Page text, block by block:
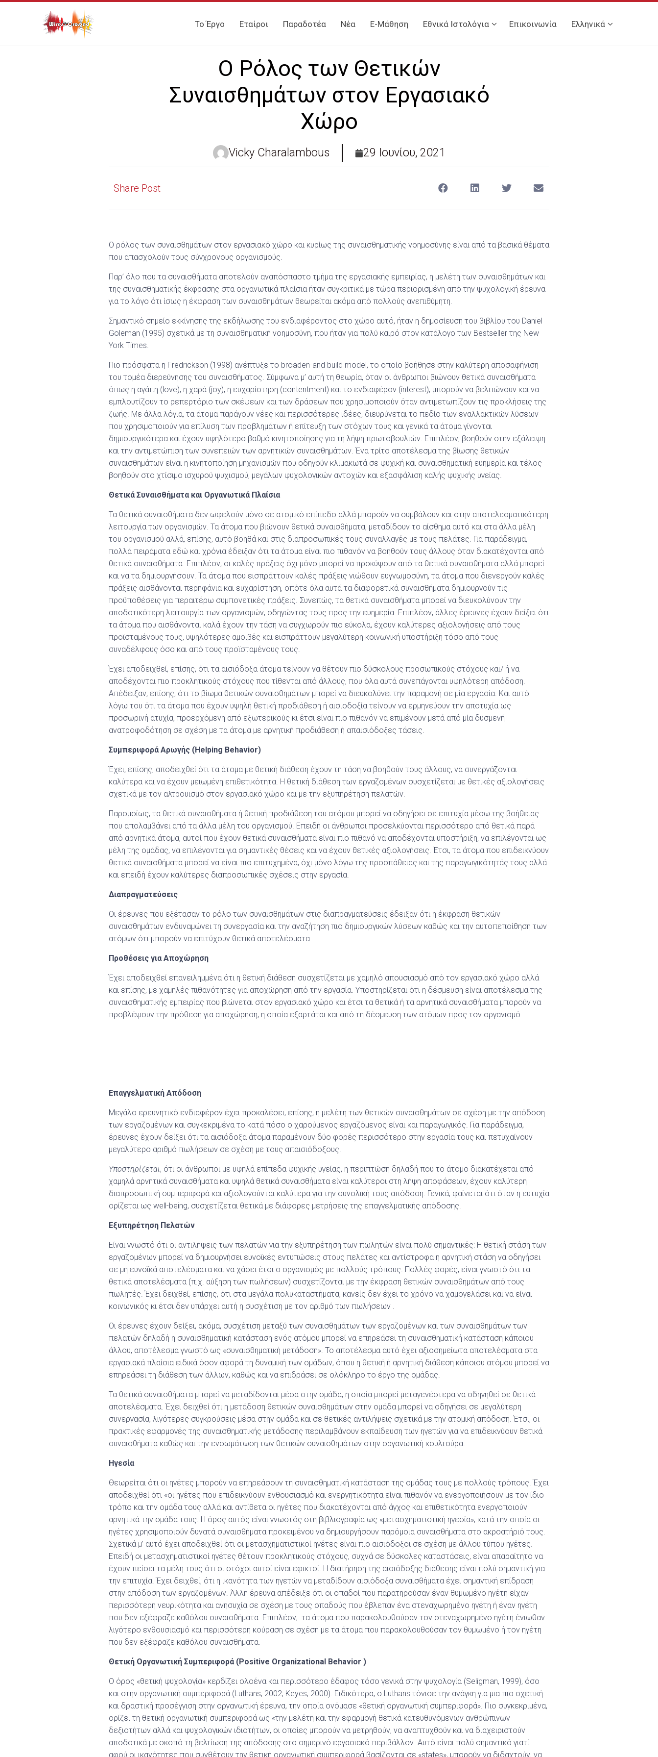
Το Έργο Εταίροι Παραδοτέα Νέα E-Μάθηση Εθνικά Ιστολόγια Επικοινωνία Ελληνικά
Ο Ρόλος των Θετικών
Συναισθημάτων στον Εργασιακό
Χώρο
Vicky Charalambous 29 Ιουνίου, 2021
Share Post
Ο ρόλος των συναισθημάτων στον εργασιακό χώρο και κυρίως της συναισθηματικής νοημοσύνης είναι από τα βασικά θέματα
που απασχολούν τους σύγχρονους οργανισμούς.
Παρ’ όλο που τα συναισθήματα αποτελούν αναπόσπαστο τμήμα της εργασιακής εμπειρίας, η μελέτη των συναισθημάτων και
της συναισθηματικής έκφρασης στα οργανωτικά πλαίσια ήταν συγκριτικά με τώρα περιορισμένη από την ψυχολογική έρευνα
για το λόγο ότι ίσως η έκφραση των συναισθημάτων θεωρείται ακόμα από πολλούς ανεπιθύμητη.
Σημαντικό σημείο εκκίνησης της εκδήλωσης του ενδιαφέροντος στο χώρο αυτό, ήταν η δημοσίευση του βιβλίου του Daniel
Goleman (1995) σχετικά με τη συναισθηματική νοημοσύνη, που ήταν για πολύ καιρό στον κατάλογο των Bestseller της New
York Times.
Πιο πρόσφατα η Fredrickson (1998) ανέπτυξε το broaden-and build model, το οποίο βοήθησε στην καλύτερη αποσαφήνιση
του τομέα διερεύνησης του συναισθήματος. Σύμφωνα μ’ αυτή τη θεωρία, όταν οι άνθρωποι βιώνουν θετικά συναισθήματα
όπως η αγάπη (love), η χαρά (joy), η ευχαρίστηση (contentment) και το ενδιαφέρον (interest), μπορούν να βελτιώνουν και να
εμπλουτίζουν το ρεπερτόριο των σκέψεων και των δράσεων που χρησιμοποιούν όταν αντιμετωπίζουν τις προκλήσεις της
ζωής. Με άλλα λόγια, τα άτομα παράγουν νέες και περισσότερες ιδέες, διευρύνεται το πεδίο των εναλλακτικών λύσεων
που χρησιμοποιούν για επίλυση των προβλημάτων ή επίτευξη των στόχων τους και γενικά τα άτομα γίνονται
δημιουργικότερα και έχουν υψηλότερο βαθμό κινητοποίησης για τη λήψη πρωτοβουλιών. Επιπλέον, βοηθούν στην εξάλειψη
και την αντιμετώπιση των συνεπειών των αρνητικών συναισθημάτων. Ένα τρίτο αποτέλεσμα της βίωσης θετικών
συναισθημάτων είναι η κινητοποίηση μηχανισμών που οδηγούν κλιμακωτά σε ψυχική και συναισθηματική ευημερία και τέλος
βοηθούν στο χτίσιμο ισχυρού ψυχισμού, μεγάλων ψυχολογικών αντοχών και εξασφάλιση καλής ψυχικής υγείας.
Θετικά Συναισθήματα και Οργανωτικά Πλαίσια
Τα θετικά συναισθήματα δεν ωφελούν μόνο σε ατομικό επίπεδο αλλά μπορούν να συμβάλουν και στην αποτελεσματικότερη
λειτουργία των οργανισμών. Τα άτομα που βιώνουν θετικά συναισθήματα, μεταδίδουν το αίσθημα αυτό και στα άλλα μέλη
του οργανισμού αλλά, επίσης, αυτό βοηθά και στις διαπροσωπικές τους συναλλαγές με τους πελάτες. Για παράδειγμα,
πολλά πειράματα εδώ και χρόνια έδειξαν ότι τα άτομα είναι πιο πιθανόν να βοηθούν τους άλλους όταν διακατέχονται από
θετικά συναισθήματα. Επιπλέον, οι καλές πράξεις όχι μόνο μπορεί να προκύψουν από τα θετικά συναισθήματα αλλά μπορεί
και να τα δημιουργήσουν. Τα άτομα που εισπράττουν καλές πράξεις νιώθουν ευγνωμοσύνη, τα άτομα που διενεργούν καλές
πράξεις αισθάνονται περηφάνια και ευχαρίστηση, οπότε όλα αυτά τα διαφορετικά συναισθήματα δημιουργούν τις
προϋποθέσεις για περαιτέρω συμπονετικές πράξεις. Συνεπώς, τα θετικά συναισθήματα μπορεί να διευκολύνουν την
αποδοτικότερη λειτουργία των οργανισμών, οδηγώντας τους προς την ευημερία. Επιπλέον, άλλες έρευνες έχουν δείξει ότι
τα άτομα που αισθάνονται καλά έχουν την τάση να συγχωρούν πιο εύκολα, έχουν καλύτερες αξιολογήσεις από τους
προϊσταμένους τους, υψηλότερες αμοιβές και εισπράττουν μεγαλύτερη κοινωνική υποστήριξη τόσο από τους
συναδέλφους όσο και από τους προϊσταμένους τους.
Έχει αποδειχθεί, επίσης, ότι τα αισιόδοξα άτομα τείνουν να θέτουν πιο δύσκολους προσωπικούς στόχους και/ ή να
αποδέχονται πιο προκλητικούς στόχους που τίθενται από άλλους, που όλα αυτά συνεπάγονται υψηλότερη απόδοση.
Απέδειξαν, επίσης, ότι το βίωμα θετικών συναισθημάτων μπορεί να διευκολύνει την παραμονή σε μία εργασία. Και αυτό
λόγω του ότι τα άτομα που έχουν υψηλή θετική προδιάθεση ή αισιοδοξία τείνουν να ερμηνεύουν την αποτυχία ως
προσωρινή ατυχία, προερχόμενη από εξωτερικούς κι έτσι είναι πιο πιθανόν να επιμένουν μετά από μία δυσμενή
ανατροφοδότηση σε σχέση με τα άτομα με αρνητική προδιάθεση ή απαισιόδοξες τάσεις.
Συμπεριφορά Αρωγής (Helping Behavior)
Έχει, επίσης, αποδειχθεί ότι τα άτομα με θετική διάθεση έχουν τη τάση να βοηθούν τους άλλους, να συνεργάζονται
καλύτερα και να έχουν μειωμένη επιθετικότητα. Η θετική διάθεση των εργαζομένων συσχετίζεται με θετικές αξιολογήσεις
σχετικά με τον αλτρουισμό στον εργασιακό χώρο και με την εξυπηρέτηση πελατών.
Παρομοίως, τα θετικά συναισθήματα ή θετική προδιάθεση του ατόμου μπορεί να οδηγήσει σε επιτυχία μέσω της βοήθειας
που απολαμβάνει από τα άλλα μέλη του οργανισμού. Επειδή οι άνθρωποι προσελκύονται περισσότερο από θετικά παρά
από αρνητικά άτομα, αυτοί που έχουν θετικά συναισθήματα είναι πιο πιθανό να αποδέχονται υποστήριξη, να επιλέγονται ως
μέλη της ομάδας, να επιλέγονται για σημαντικές θέσεις και να έχουν θετικές αξιολογήσεις. Έτσι, τα άτομα που επιδεικνύουν
θετικά συναισθήματα μπορεί να είναι πιο επιτυχημένα, όχι μόνο λόγω της προσπάθειας και της παραγωγικότητάς τους αλλά
και επειδή έχουν καλύτερες διαπροσωπικές σχέσεις στην εργασία.
Διαπραγματεύσεις
Οι έρευνες που εξέτασαν το ρόλο των συναισθημάτων στις διαπραγματεύσεις έδειξαν ότι η έκφραση θετικών
συναισθημάτων ενδυναμώνει τη συνεργασία και την αναζήτηση πιο δημιουργικών λύσεων καθώς και την αυτοπεποίθηση των
ατόμων ότι μπορούν να επιτύχουν θετικά αποτελέσματα.
Προθέσεις για Αποχώρηση
Έχει αποδειχθεί επανειλημμένα ότι η θετική διάθεση συσχετίζεται με χαμηλό απουσιασμό από τον εργασιακό χώρο αλλά
και επίσης, με χαμηλές πιθανότητες για αποχώρηση από την εργασία. Υποστηρίζεται ότι η δέσμευση είναι αποτέλεσμα της
συναισθηματικής εμπειρίας που βιώνεται στον εργασιακό χώρο και έτσι τα θετικά ή τα αρνητικά συναισθήματα μπορούν να
προβλέψουν την πρόθεση για αποχώρηση, η οποία εξαρτάται και από τη δέσμευση των ατόμων προς τον οργανισμό.
Επαγγελματική Απόδοση
Μεγάλο ερευνητικό ενδιαφέρον έχει προκαλέσει, επίσης, η μελέτη των θετικών συναισθημάτων σε σχέση με την απόδοση
των εργαζομένων και συγκεκριμένα το κατά πόσο ο χαρούμενος εργαζόμενος είναι και παραγωγικός. Για παράδειγμα,
έρευνες έχουν δείξει ότι τα αισιόδοξα άτομα παραμένουν δύο φορές περισσότερο στην εργασία τους και πετυχαίνουν
μεγαλύτερο αριθμό πωλήσεων σε σχέση με τους απαισιόδοξους.
Υποστηρίζεται, ότι οι άνθρωποι με υψηλά επίπεδα ψυχικής υγείας, η περιπτώση δηλαδή που το άτομο διακατέχεται από
χαμηλά αρνητικά συναισθήματα και υψηλά θετικά συναισθήματα είναι καλύτεροι στη λήψη αποφάσεων, έχουν καλύτερη
διαπροσωπική συμπεριφορά και αξιολογούνται καλύτερα για την συνολική τους απόδοση. Γενικά, φαίνεται ότι όταν η ευτυχία
ορίζεται ως well-being, συσχετίζεται θετικά με διάφορες μετρήσεις της επαγγελματικής απόδοσης.
Εξυπηρέτηση Πελατών
Είναι γνωστό ότι οι αντιλήψεις των πελατών για την εξυπηρέτηση των πωλητών είναι πολύ σημαντικές: Η θετική στάση των
εργαζομένων μπορεί να δημιουργήσει ευνοϊκές εντυπώσεις στους πελάτες και αντίστροφα η αρνητική στάση να οδηγήσει
σε μη ευνοϊκά αποτελέσματα και να χάσει έτσι ο οργανισμός με πολλούς τρόπους. Πολλές φορές, είναι γνωστό ότι τα
θετικά αποτελέσματα (π.χ. αύξηση των πωλήσεων) συσχετίζονται με την έκφραση θετικών συναισθημάτων από τους
πωλητές. Έχει δειχθεί, επίσης, ότι στα μεγάλα πολυκαταστήματα, κανείς δεν έχει το χρόνο να χαμογελάσει και να είναι
κοινωνικός κι έτσι δεν υπάρχει αυτή η συσχέτιση με τον αριθμό των πωλήσεων .
Οι έρευνες έχουν δείξει, ακόμα, συσχέτιση μεταξύ των συναισθημάτων των εργαζομένων και των συναισθημάτων των
πελατών δηλαδή η συναισθηματική κατάσταση ενός ατόμου μπορεί να επηρεάσει τη συναισθηματική κατάσταση κάποιου
άλλου, αποτέλεσμα γνωστό ως «συναισθηματική μετάδοση». Το αποτέλεσμα αυτό έχει αξιοσημείωτα αποτελέσματα στα
εργασιακά πλαίσια ειδικά όσον αφορά τη δυναμική των ομάδων, όπου η θετική ή αρνητική διάθεση κάποιου ατόμου μπορεί να
επηρεάσει τη διάθεση των άλλων, καθώς και να επιδράσει σε ολόκληρο το έργο της ομάδας.
Τα θετικά συναισθήματα μπορεί να μεταδίδονται μέσα στην ομάδα, η οποία μπορεί μεταγενέστερα να οδηγηθεί σε θετικά
αποτελέσματα. Έχει δειχθεί ότι η μετάδοση θετικών συναισθημάτων στην ομάδα μπορεί να οδηγήσει σε μεγαλύτερη
συνεργασία, λιγότερες συγκρούσεις μέσα στην ομάδα και σε θετικές αντιλήψεις σχετικά με την ατομική απόδοση. Έτσι, οι
πρακτικές εφαρμογές της συναισθηματικής μετάδοσης περιλαμβάνουν εκπαίδευση των ηγετών για να επιδεικνύουν θετικά
συναισθήματα καθώς και την ενσωμάτωση των θετικών συναισθημάτων στην οργανωτική κουλτούρα.
Ηγεσία
Θεωρείται ότι οι ηγέτες μπορούν να επηρεάσουν τη συναισθηματική κατάσταση της ομάδας τους με πολλούς τρόπους. Έχει
αποδειχθεί ότι «οι ηγέτες που επιδεικνύουν ενθουσιασμό και ενεργητικότητα είναι πιθανόν να ενεργοποιήσουν με τον ίδιο
τρόπο και την ομάδα τους αλλά και αντίθετα οι ηγέτες που διακατέχονται από άγχος και επιθετικότητα ενεργοποιούν
αρνητικά την ομάδα τους. Η όρος αυτός είναι γνωστός στη βιβλιογραφία ως «μετασχηματιστική ηγεσία», κατά την οποία οι
ηγέτες χρησιμοποιούν δυνατά συναισθήματα προκειμένου να δημιουργήσουν παρόμοια συναισθήματα στο ακροατήριό τους.
Σχετικά μ’ αυτό έχει αποδειχθεί ότι οι μετασχηματιστικοί ηγέτες είναι πιο αισιόδοξοι σε σχέση με άλλου τύπου ηγέτες.
Επειδή οι μετασχηματιστικοί ηγέτες θέτουν προκλητικούς στόχους, συχνά σε δύσκολες καταστάσεις, είναι απαραίτητο να
έχουν πείσει τα μέλη τους ότι οι στόχοι αυτοί είναι εφικτοί. Η διατήρηση της αισιόδοξης διάθεσης είναι πολύ σημαντική για
την επιτυχία. Έχει δειχθεί, ότι η ικανότητα των ηγετών να μεταδίδουν αισιόδοξα συναισθήματα έχει σημαντική επίδραση
στην απόδοση των εργαζομένων. Άλλη έρευνα απέδειξε ότι οι οπαδοί που παρατηρούσαν έναν θυμωμένο ηγέτη είχαν
περισσότερη νευρικότητα και ανησυχία σε σχέση με τους οπαδούς που έβλεπαν ένα στεναχωρημένο ηγέτη ή έναν ηγέτη
που δεν εξέφραζε καθόλου συναισθήματα. Επιπλέον, τα άτομα που παρακολουθούσαν τον στεναχωρημένο ηγέτη ένιωθαν
λιγότερο ενθουσιασμό και περισσότερη κούραση σε σχέση με τα άτομα που παρακολουθούσαν τον θυμωμένο ή τον ηγέτη
που δεν εξέφραζε καθόλου συναισθήματα.
Θετική Οργανωτική Συμπεριφορά (Positive Organizational Behavior )
Ο όρος «θετική ψυχολογία» κερδίζει ολοένα και περισσότερο έδαφος τόσο γενικά στην ψυχολογία (Seligman, 1999), όσο
και στην οργανωτική συμπεριφορά (Luthans, 2002; Keyes, 2000). Ειδικότερα, ο Luthans τόνισε την ανάγκη για μια πιο σχετική
και δραστική προσέγγιση στην οργανωτική έρευνα, την οποία ονόμασε «θετική οργανωτική συμπεριφορά». Πιο συγκεκριμένα,
ορίζει τη θετική οργανωτική συμπεριφορά ως «την μελέτη και την εφαρμογή θετικά κατευθυνόμενων ανθρώπινων
δεξιοτήτων αλλά και ψυχολογικών ιδιοτήτων, οι οποίες μπορούν να μετρηθούν, να αναπτυχθούν και να διαχειριστούν
αποδοτικά με σκοπό τη βελτίωση της απόδοσης στο σημερινό εργασιακό περιβάλλον. Αυτό είναι πολύ σημαντικό γιατί
αφού οι ικανότητες που συνθέτουν την θετική οργανωτική συμπεριφορά βασίζονται σε «states», μπορούν να διδαχτούν, να